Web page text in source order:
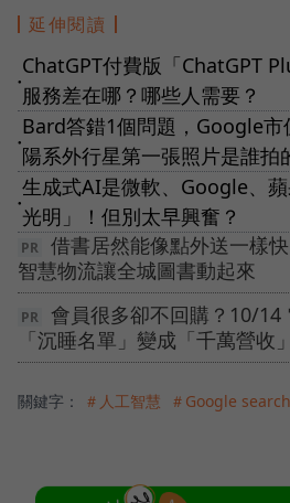
延伸閱讀
●
ChatGPT付費版「ChatGPT
服務差在哪？哪些人需要？
●
Bard答錯1個問題，Google市
陽系外行星第一張照片是誰拍
●
生成式AI是微軟、Google、
光明」！但別太早興奮？
借書居然能像點外送一樣
智慧物流讓全城圖書動起來
會員很多卻不回購？10/14
「沉睡名單」變成「千萬營收
關鍵字： ＃人工智慧 ＃Google search